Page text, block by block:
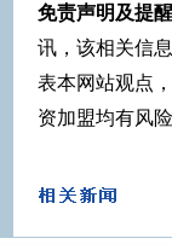
免责声明及提醒
讯，该相关信
表本网站观点
资加盟均有风